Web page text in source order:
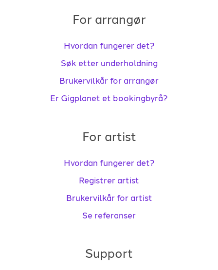
For arrangør
Hvordan fungerer det?
Søk etter underholdning
Brukervilkår for arrangør
Er Gigplanet et bookingbyrå?
For artist
Hvordan fungerer det?
Registrer artist
Brukervilkår for artist
Se referanser
Support